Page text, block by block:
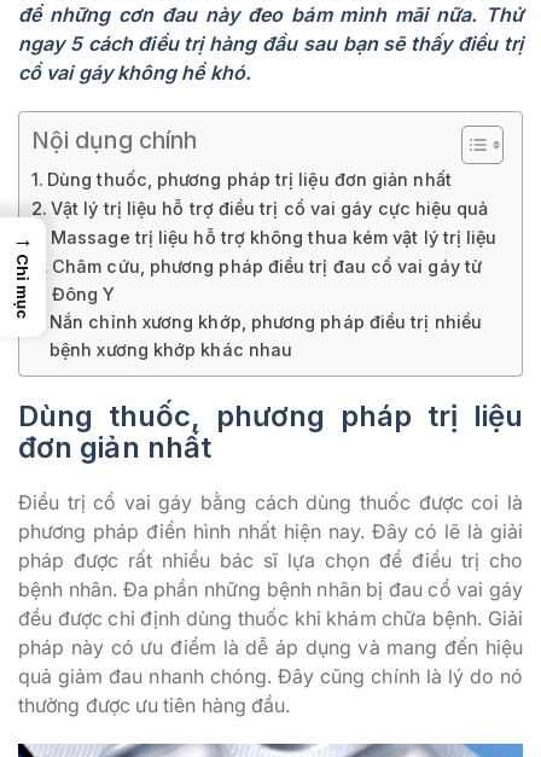
để những cơn đau này đeo bám mình mãi nữa. Thử
ngay 5 cách điều trị hàng đầu sau bạn sẽ thấy điều trị
cổ vai gáy không hề khó.
Nội dụng chính
Dùng thuốc, phương pháp trị liệu đơn giản nhất
Vật lý trị liệu hỗ trợ điều trị cổ vai gáy cực hiệu quả
Massage trị liệu hỗ trợ không thua kém vật lý trị liệu
Châm cứu, phương pháp điều trị đau cổ vai gáy từ
Đông Y
Nắn chỉnh xương khớp, phương pháp điều trị nhiều
bệnh xương khớp khác nhau
Dùng thuốc, phương pháp trị liệu
đơn giản nhất
Điều trị cổ vai gáy bằng cách dùng thuốc được coi là
phương pháp điển hình nhất hiện nay. Đây có lẽ là giải
pháp được rất nhiều bác sĩ lựa chọn để điều trị cho
bệnh nhân. Đa phần những bệnh nhân bị đau cổ vai gáy
đều được chỉ định dùng thuốc khi khám chữa bệnh. Giải
pháp này có ưu điểm là dễ áp dụng và mang đến hiệu
quả giảm đau nhanh chóng. Đây cũng chính là lý do nó
thường được ưu tiên hàng đầu.
→
Chỉ mục